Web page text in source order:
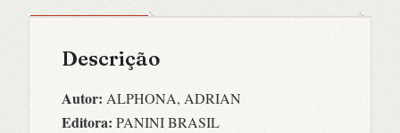
Descrição
Autor: ALPHONA, ADRIAN
Editora: PANINI BRASIL